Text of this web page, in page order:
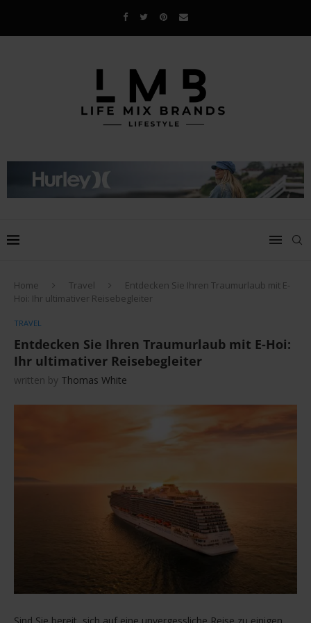
Home Travel
Entdecken Sie Ihren Traumurlaub mit E-
Hoi: Ihr ultimativer Reisebegleiter
TRAVEL
Entdecken Sie Ihren Traumurlaub mit E-Hoi:
Ihr ultimativer Reisebegleiter
written by Thomas White